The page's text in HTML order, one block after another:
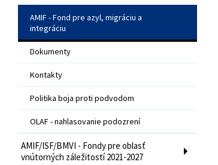
AMIF - Fond pre azyl, migráciu a
integráciu
Dokumenty
Kontakty
Politika boja proti podvodom
OLAF - nahlasovanie podozrení
AMIF/ISF/BMVI - Fondy pre oblasť
vnútorných záležitostí 2021-2027